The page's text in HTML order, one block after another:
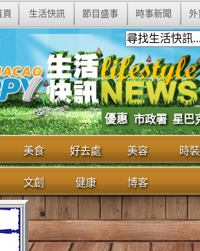
頁 生活快訊 節目盛事 時事新聞 外
優惠 市政署 星巴
美食 好去處 美容 時裝
文創 健康 博客